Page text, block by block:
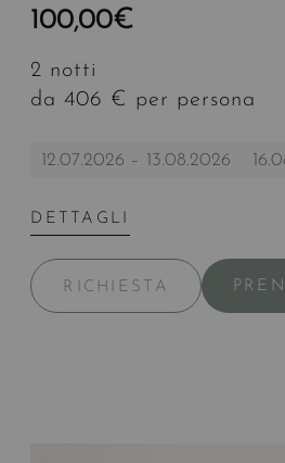
100,00€
2 notti
da 406 € per persona
12.07.2026 – 13.08.2026
DETTAGLI
RICHIESTA